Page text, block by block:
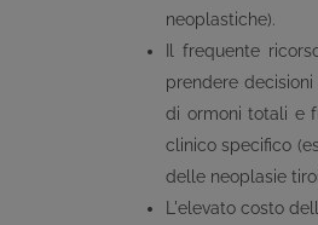
neoplastiche).
Il frequente
prendere
di ormoni totali e
clinico specifico
delle neoplasie
L'elevato costo